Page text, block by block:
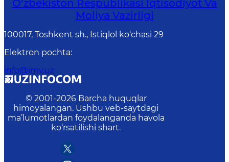
O‘zbekiston Respublikasi Iqtisodiyot Va
Moliya Vazirligi
100017, Toshkent sh., Istiqlol ko‘chasi 29
Elektron pochta:
info@imv.uz
© 2001-2026 Barcha huquqlar
himoyalangan. Ushbu veb-saytdagi
ma’lumotlardan foydalanganda havola
ko‘rsatilishi shart.